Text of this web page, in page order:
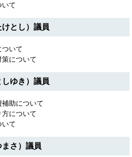
いて
とし）議員
いて
について
ゆき）議員
助について
について
いて
さ）議員